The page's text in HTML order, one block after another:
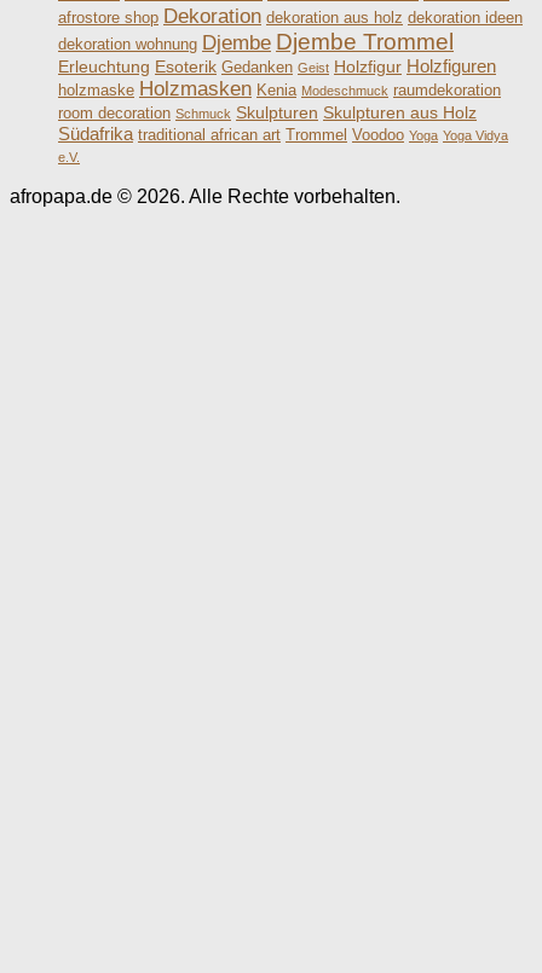
afrostore shop Dekoration dekoration aus holz dekoration ideen
dekoration wohnung Djembe Djembe Trommel
Erleuchtung Esoterik Gedanken Geist Holzfigur Holzfiguren
holzmaske Holzmasken Kenia Modeschmuck raumdekoration
room decoration Schmuck Skulpturen Skulpturen aus Holz
Südafrika traditional african art Trommel Voodoo Yoga Yoga Vidya
e.V.
afropapa.de © 2026. Alle Rechte vorbehalten.